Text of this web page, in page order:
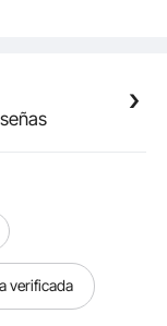
presentación
La
frontal de
de aleación de
25 centavos y
verificada